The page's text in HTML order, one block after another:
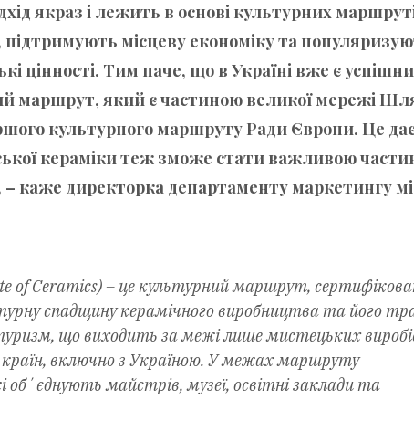
якраз і лежить в основі культурних
місцеву економіку та
цінності. Тим паче, що в Україні вже є
маршрут, який є частиною великої мережі
культурного маршруту Ради Європи. Це
кераміки теж зможе стати важливою
каже директорка департаменту маркетингу
of Ceramics) – це культурний маршрут,
спадщину керамічного виробництва та його
що виходить за межі лише мистецьких
країн, включно з Україною. У межах маршруту
обʼєднують майстрів, музеї, освітні заклади та